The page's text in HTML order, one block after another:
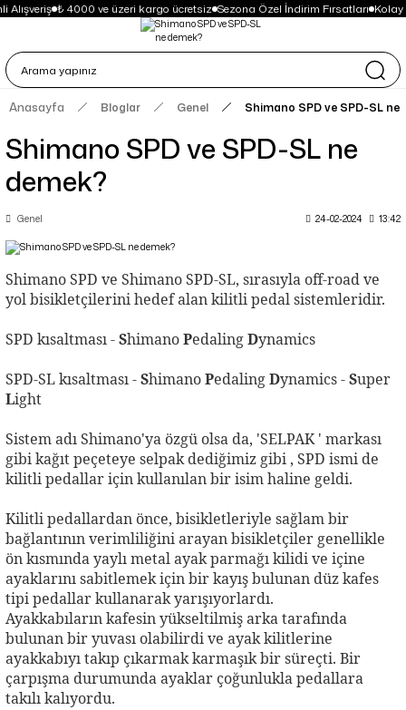
₺ 4000 ve üzeri kargo ücretsiz Sezona Özel İndirim Fırsatları Kolay
Anasayfa Bloglar Genel Shimano SPD ve SPD-SL ne
Shimano SPD ve SPD-SL ne
demek?
Genel 24-02-2024 13:42
Shimano SPD ve Shimano SPD-SL, sırasıyla off-road ve
yol bisikletçilerini hedef alan kilitli pedal sistemleridir.
SPD kısaltması -ShimanoPedalingDynamics
SPD-SL kısaltması -ShimanoPedalingDynamics -Super
Light
Sistem adı Shimano'ya özgü olsa da, 'SELPAK ' markası
gibi kağıt peçeteye selpak dediğimiz gibi , SPD ismi de
kilitli pedallar için kullanılan bir isim haline geldi.
Kilitli pedallardan önce, bisikletleriyle sağlam bir
bağlantının verimliliğini arayan bisikletçiler genellikle
ön kısmında yaylı metal ayak parmağı kilidi ve içine
ayaklarını sabitlemek için bir kayış bulunan düz kafes
tipi pedallar kullanarak yarışıyorlardı.
Ayakkabıların kafesin yükseltilmiş arka tarafında
bulunan bir yuvası olabilirdi ve ayak kilitlerine
ayakkabıyı takıp çıkarmak karmaşık bir süreçti. Bir
çarpışma durumunda ayaklar çoğunlukla pedallara
takılı kalıyordu.